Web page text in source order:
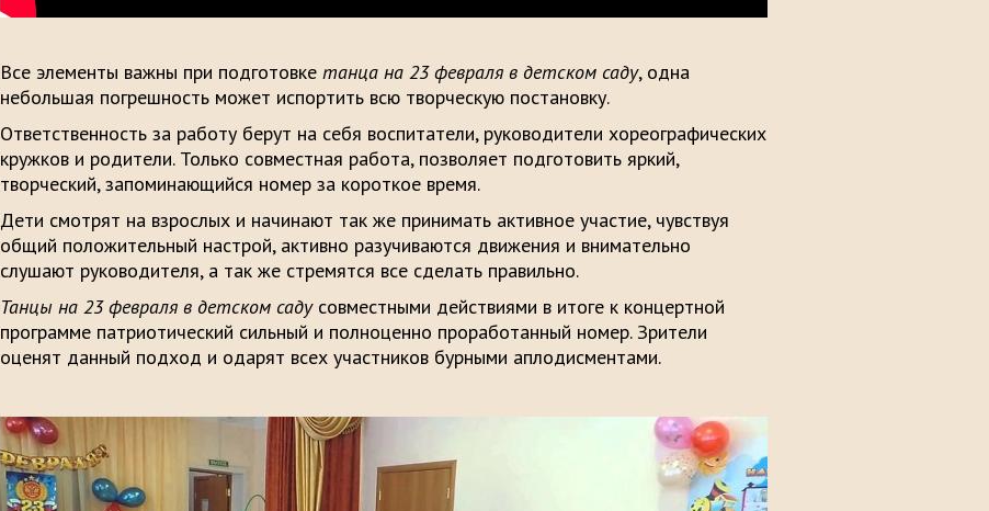
Все элементы важны при подготовке танца на 23 февраля в детском саду, одна
небольшая погрешность может испортить всю творческую постановку.
Ответственность за работу берут на себя воспитатели, руководители хореографических
кружков и родители. Только совместная работа, позволяет подготовить яркий,
творческий, запоминающийся номер за короткое время.
Дети смотрят на взрослых и начинают так же принимать активное участие, чувствуя
общий положительный настрой, активно разучиваются движения и внимательно
слушают руководителя, а так же стремятся все сделать правильно.
Танцы на 23 февраля в детском садусовместными действиями в итоге к концертной
программе патриотический сильный и полноценно проработанный номер. Зрители
оценят данный подход и одарят всех участников бурными аплодисментами.